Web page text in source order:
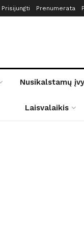
Prisijungti Prenumerata
Nusikalstamų
Laisvalaikis